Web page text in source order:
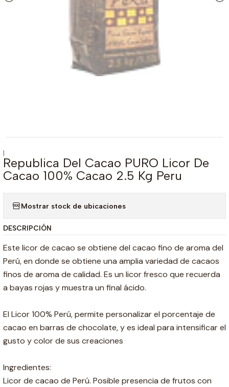
|
Republica Del Cacao PURO Licor De
Cacao 100% Cacao 2.5 Kg Peru
Mostrar stock de ubicaciones
DESCRIPCIÓN
Este licor de cacao se obtiene del cacao fino de aroma del
Perú, en donde se obtiene una amplia variedad de cacaos
finos de aroma de calidad. Es un licor fresco que recuerda
a bayas rojas y muestra un final ácido.
El Licor 100% Perú, permite personalizar el porcentaje de
cacao en barras de chocolate, y es ideal para intensificar el
gusto y color de sus creaciones
Ingredientes:
Licor de cacao de Perú. Posible presencia de frutos con